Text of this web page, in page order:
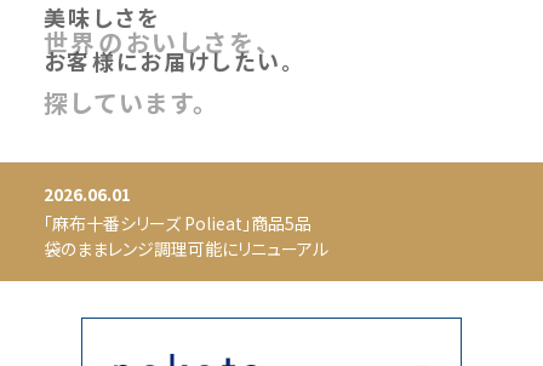
おいしさと豊かな食シーンを
お届けします。
「おいしさはコミュニケーション」
美味しさを
お客様にお届けしたい。
世界のおいしさを、
探しています。
2026.06.01
「麻布十番シリーズ Polieat」商品5品
袋のままレンジ調理可能にリニューアル